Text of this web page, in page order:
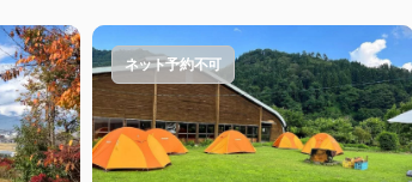
ネット予約不可